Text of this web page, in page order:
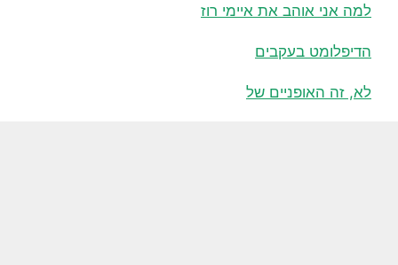
למה אני אוהב את איימי רוז
הדיפלומט בעקבים
לא, זה האופניים של